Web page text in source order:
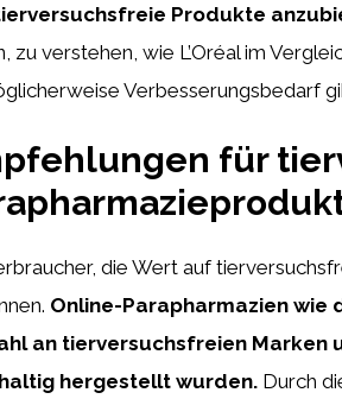
Produkte
zu verstehen, wie L’Oréal im
Verbesserungsbedarf
für
die Wert auf
Online-Parapharmazien wie
an tierversuchsfreien Marken
hergestellt wurden. Durch